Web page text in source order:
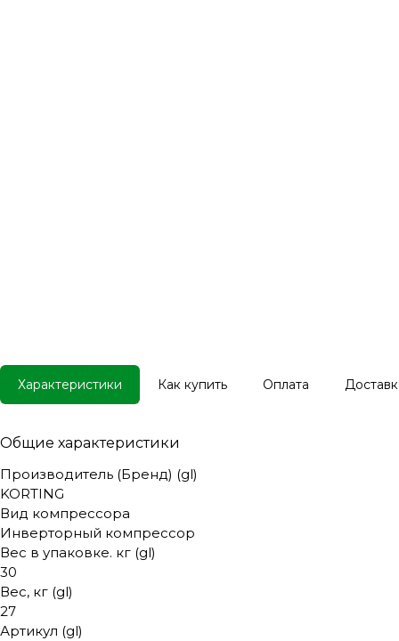
Характеристики Как купить Оплата
Общие характеристики
Производитель (Бренд) (gl)
KORTING
Вид компрессора
Инверторный компрессор
Вес в упаковке. кг (gl)
30
Вес, кг (gl)
27
Артикул (gl)